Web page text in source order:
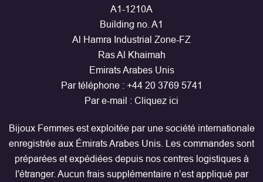
A1-1210A
Building no. A1
Al Hamra Industrial Zone-FZ
Ras Al Khaimah
Emirats Arabes Unis
Par téléphone : +44 20 3769 5741
Par e-mail : Cliquez ici
Bijoux Femmes est exploitée par une société internationale
enregistrée aux Émirats Arabes Unis. Les commandes sont
préparées et expédiées depuis nos centres logistiques à
l'étranger. Aucun frais supplémentaire n’est appliqué par